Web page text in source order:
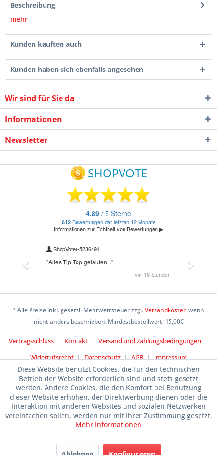
Beschreibung
mehr
Kunden kauften auch
Kunden haben sich ebenfalls angesehen
Wir sind für Sie da
Informationen
Newsletter
* Alle Preise inkl. gesetzl. Mehrwertsteuer zzgl.Versandkosten wenn
nicht anders beschrieben. Mindestbestellwert: 15,00€
Vertragsschluss Kontakt
Versand und Zahlungsbedingungen
Widerrufsrecht
Datenschutz AGB Impressum
Diese Website benutzt Cookies, die für den technischen
Betrieb der Website erforderlich sind und stets gesetzt
werden. Andere Cookies, die den Komfort bei Benutzung
dieser Website erhöhen, der Direktwerbung dienen oder die
Interaktion mit anderen Websites und sozialen Netzwerken
vereinfachen sollen, werden nur mit Ihrer Zustimmung gesetzt.
Mehr Informationen